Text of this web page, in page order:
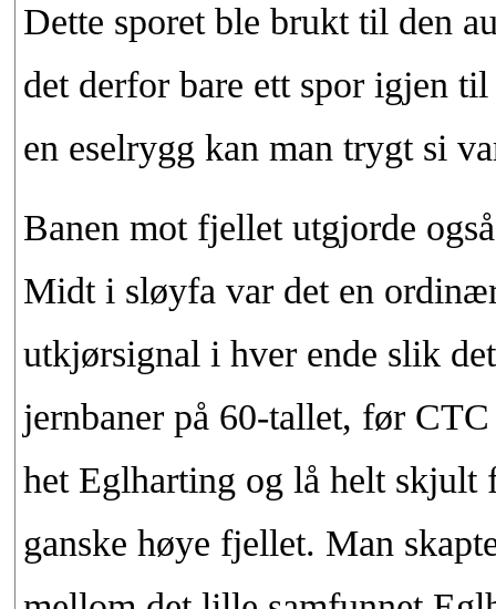
Dette sporet ble brukt til den
det derfor bare ett spor igjen
en eselrygg kan man trygt si
Banen mot fjellet utgjorde
Midt i sløyfa var det en
utkjørsignal i hver ende slik
jernbaner på 60-tallet, før
het Eglharting og lå helt skjult
ganske høye fjellet. Man